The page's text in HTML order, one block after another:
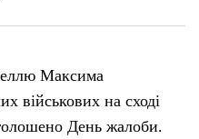
Максима
військових на сході
День жалоби.